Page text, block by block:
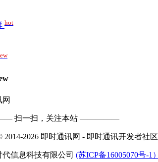
hot
扫一扫，关注本站 —————
2014-2026 即时通讯网 - 即时通讯开发者社区
信息科技有限公司 (苏ICP备16005070号-1）